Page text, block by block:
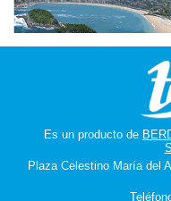
Es un producto de
Plaza Celestino María del